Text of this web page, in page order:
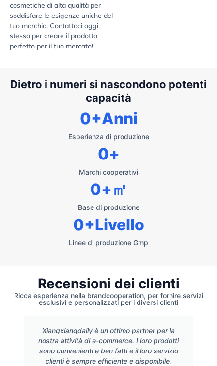
cosmetiche di alta qualità per
soddisfare le esigenze uniche del
tuo marchio. Contattaci oggi
stesso per creare il prodotto
perfetto per il tuo mercato!
Dietro i numeri si nascondono potenti
capacità
Esperienza di produzione
0+Anni
Marchi cooperativi
0+
Base di produzione
0+㎡
Linee di produzione Gmp
0+Livello
Recensioni dei clienti
Ricca esperienza nella brandcooperation, per fornire servizi
esclusivi e personalizzati per i diversi clienti
Xiangxiangdaily è un ottimo partner per la
nostra attività di e-commerce. I loro prodotti
sono convenienti e ben fatti e il loro servizio
clienti è sempre efficiente e disponibile.